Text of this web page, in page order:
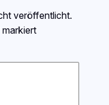
veröffentlicht.
markiert